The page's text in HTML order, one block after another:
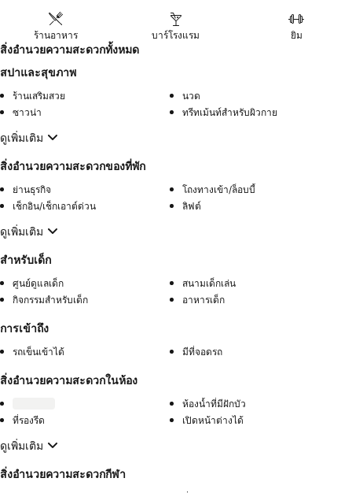
ร้านอาหาร บาร์โรงแรม ยิม
สิ่งอำนวยความสะดวกทั้งหมด
สปาและสุขภาพ
ร้านเสริมสวย
นวด
ซาวน่า
ทรีทเม้นท์สำหรับผิวกาย
ดูเพิ่มเติม
สิ่งอำนวยความสะดวกของที่พัก
ย่านธุรกิจ
โถงทางเข้า/ล็อบบี้
เช็กอิน/เช็กเอาต์ด่วน
ลิฟต์
ดูเพิ่มเติม
สำหรับเด็ก
ศูนย์ดูแลเด็ก
สนามเด็กเล่น
กิจกรรมสำหรับเด็ก
อาหารเด็ก
การเข้าถึง
รถเข็นเข้าได้ มีที่จอดรถ
สิ่งอำนวยความสะดวกในห้อง
ห้องน้ำที่มีฝักบัว
ที่รองรีด
เปิดหน้าต่างได้
ดูเพิ่มเติม
สิ่งอำนวยความสะดวกกีฬา